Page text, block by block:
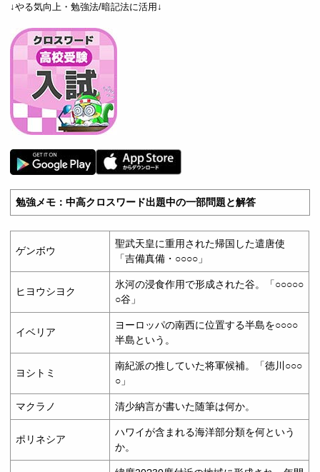
↓やる気向上・勉強法/暗記法に活用↓
勉強メモ：中高クロスワード出題中の一部問題と解答
ゲンボウ
聖武天皇に重用された帰国した遣唐使
「吉備真備・○○○○」
ヒヨウシヨク
氷河の浸食作用で形成された谷。「○○○○○
○谷」
イベリア
ヨーロッパの南西に位置する半島を○○○○
半島という。
ヨシトミ
南紀派の推していた将軍候補。「徳川○○○
○」
マクラノ 清少納言が書いた随筆は何か。
ポリネシア
ハワイが含まれる海洋部分類を何という
か。